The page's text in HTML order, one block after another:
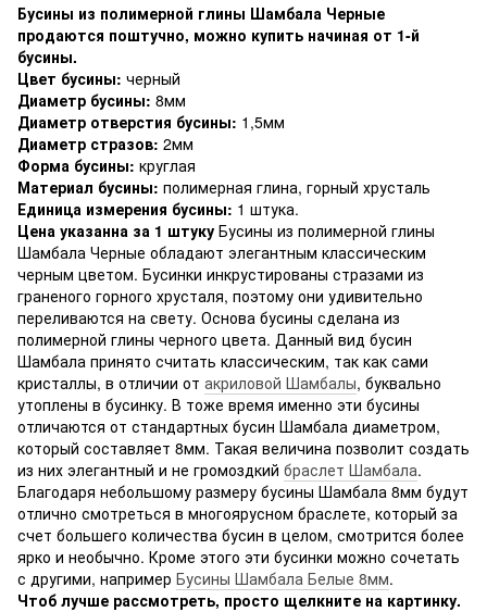
Бусины из полимерной глины Шамбала Черные
продаются поштучно, можно купить начиная от 1-й
бусины.
Цвет бусины: черный
Диаметр бусины: 8мм
Диаметр отверстия бусины: 1,5мм
Диаметр стразов: 2мм
Форма бусины: круглая
Материал бусины: полимерная глина, горный хрусталь
Единица измерения бусины: 1 штука.
Цена указанна за 1 штуку Бусины из полимерной глины
Шамбала Черные обладают элегантным классическим
черным цветом. Бусинки инкрустированы стразами из
граненого горного хрусталя, поэтому они удивительно
переливаются на свету. Основа бусины сделана из
полимерной глины черного цвета. Данный вид бусин
Шамбала принято считать классическим, так как сами
кристаллы, в отличии от акриловой Шамбалы, буквально
утоплены в бусинку. В тоже время именно эти бусины
отличаются от стандартных бусин Шамбала диаметром,
который составляет 8мм. Такая величина позволит создать
из них элегантный и не громоздкий браслет Шамбала.
Благодаря небольшому размеру бусины Шамбала 8мм будут
отлично смотреться в многоярусном браслете, который за
счет большего количества бусин в целом, смотрится более
ярко и необычно. Кроме этого эти бусинки можно сочетать
с другими, например Бусины Шамбала Белые 8мм.
Чтоб лучше рассмотреть, просто щелкните на картинку.